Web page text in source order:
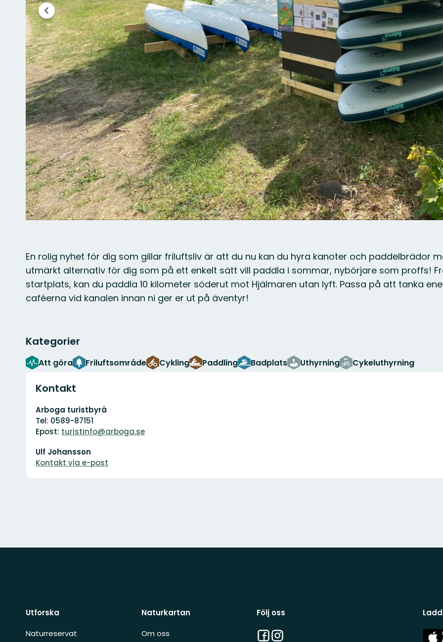
Föregående
bild
En rolig nyhet för dig som gillar friluftsliv är att du nu kan du hyra kanoter och paddelbrädor
utmärkt alternativ för dig som på ett enkelt sätt vill paddla i sommar, nybörjare som proffs!
startplats, kan du paddla 10 kilometer söderut mot Hjälmaren utan lyft. Passa på att tanka
caféerna vid kanalen innan ni ger er ut på äventyr!
Kategorier
Att göra Friluftsområde Cykling Paddling Badplats Uthyrning Cykeluthyrning
Kontakt
Adress
Arboga turistbyrå
Tel: 0589-87151
Epost: turistinfo@arboga.se
postadress
Ulf Johansson
Kontakt via e-post
Utforska
Naturreservat
Naturkartan
Om oss
Följ oss
Facebook
Instagram
App